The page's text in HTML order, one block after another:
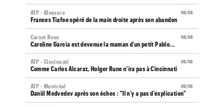
08/08
ATP - Blessure
Frances Tiafoe opéré de la main droite après son abandon
08/08
Carnet Rose
Caroline Garcia est devenue la maman d’un petit Pablo...
08/08
ATP - Cincinnati
Comme Carlos Alcaraz, Holger Rune n'ira pas à Cincinnati
08/08
ATP - Montréal
Daniil Medvedev après son échec : "Il n’y a pas d’explication"